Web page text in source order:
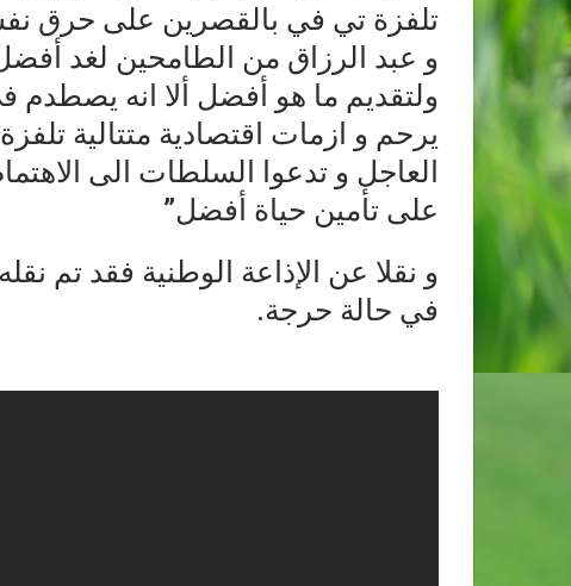
تلفزة تي في بالقصرين على حرق
و عبد الرزاق من الطامحين لغد
ولتقديم ما هو أفضل ألا انه
يرحم و ازمات اقتصادية متتالية
العاجل و تدعوا السلطات الى
على تأمين حياة أفضل”
و نقلا عن الإذاعة الوطنية فقد تم
في حالة حرجة.